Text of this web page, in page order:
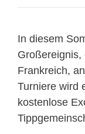
In diesem
Großereignis,
Frankreich,
Turniere wird
kostenlose